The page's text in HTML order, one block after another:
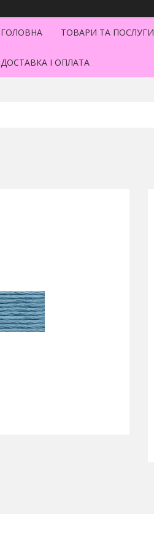
ГОЛОВНА ТОВАРИ ТА ПОСЛУГИ
ДОСТАВКА І ОПЛАТА